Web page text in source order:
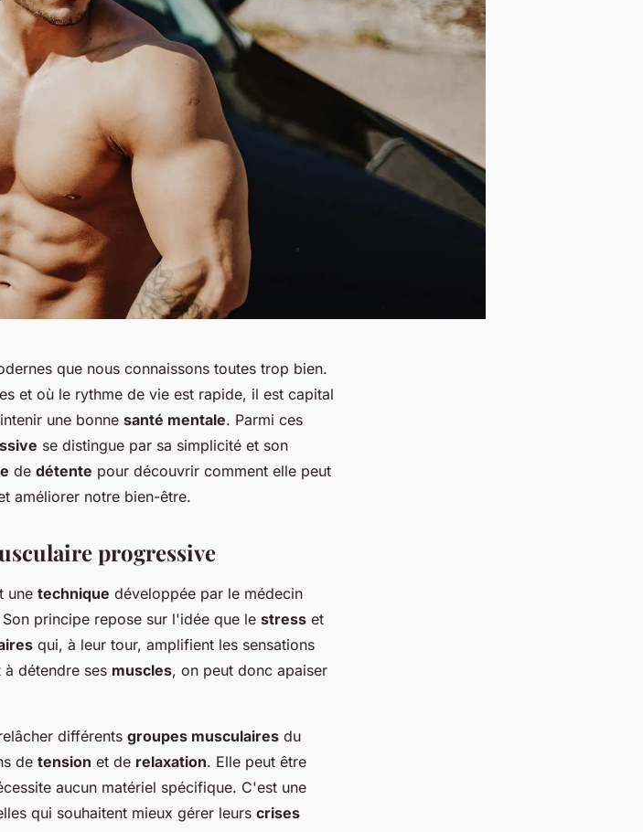
que nous connaissons toutes trop bien.
et où le rythme de vie est rapide, il est capital
une bonne santé mentale. Parmi ces
se distingue par sa simplicité et son
de détente pour découvrir comment elle peut
améliorer notre bien-être.
progressive
une technique développée par le médecin
principe repose sur l'idée que le stress et
qui, à leur tour, amplifient les sensations
détendre ses muscles, on peut donc apaiser
différents groupes musculaires du
de tension et de relaxation. Elle peut être
aucun matériel spécifique. C'est une
qui souhaitent mieux gérer leurs crises